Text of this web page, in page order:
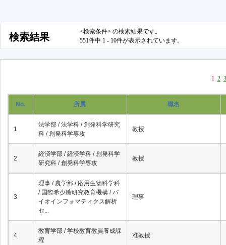
検索結果
<検索条件> の検索結果です。
551件中 1 - 10件が表示されています。
1 2 3
No. 所属 職名
1
法学部 / 法学科 / 創発科学研究
科 / 創発科学専攻
教授
2
経済学部 / 経済学科 / 創発科学
研究科 / 創発科学専攻
教授
3
理事 / 農学部 / 応用生物科学科
/ 国際希少糖研究教育機構 / バ
イオインフォマティクス解析
セ...
理事
4
教育学部 / 学校教育教員養成課
程
准教授